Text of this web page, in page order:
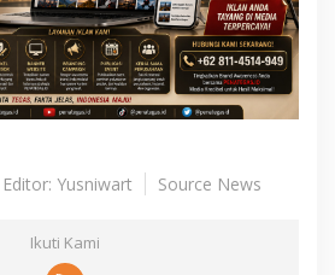
Editor: Yusniwart Source News
Ikuti Kami